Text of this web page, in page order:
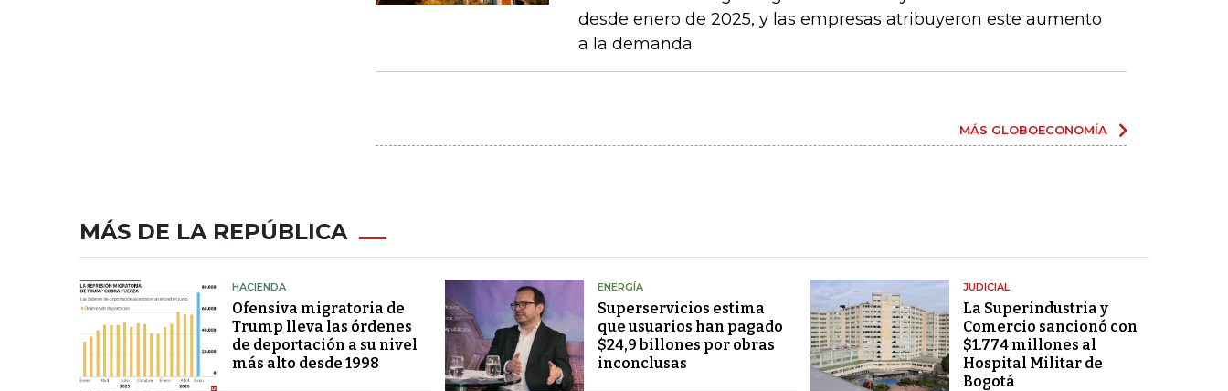
desde enero de 2025, y las empresas atribuyeron este aumento
a la demanda
MÁS GLOBOECONOMÍA
MÁS DE LA REPÚBLICA
HACIENDA
Ofensiva migratoria de
Trump lleva las órdenes
de deportación a su nivel
más alto desde 1998
ENERGÍA
Superservicios estima
que usuarios han pagado
$24,9 billones por obras
inconclusas
JUDICIAL
La Superindustria y
Comercio sancionó con
$1.774 millones al
Hospital Militar de
Bogotá